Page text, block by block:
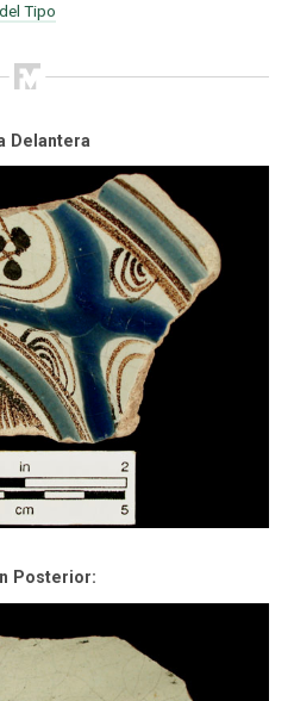
del Tipo
Delantera
Posterior: